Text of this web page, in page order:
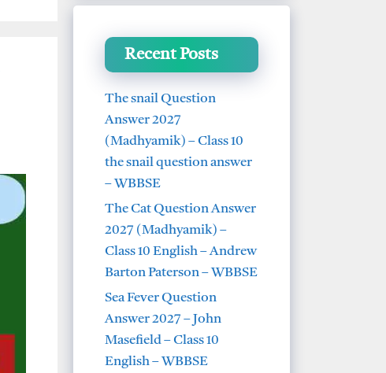
Recent Posts
The snail Question
Answer 2027
(Madhyamik) – Class 10
the snail question answer
– WBBSE
The Cat Question Answer
2027 (Madhyamik) –
Class 10 English – Andrew
Barton Paterson – WBBSE
Sea Fever Question
Answer 2027 – John
Masefield – Class 10
English – WBBSE